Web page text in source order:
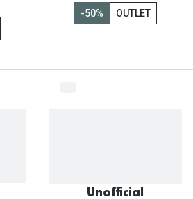
-50%
OUTLET
Unofficial